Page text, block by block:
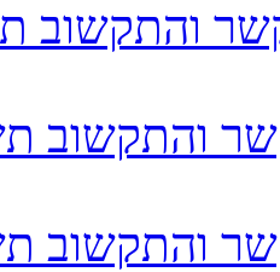
והתקשוב
והתקשוב
והתקשוב